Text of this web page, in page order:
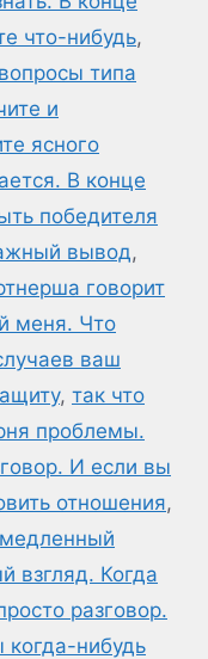
что-нибудь,
типа
и
ясного
В конце
победителя
вывод,
говорит
меня. Что
ваш
, так что
проблемы.
И если вы
отношения,
взгляд. Когда
разговор.
нибудь